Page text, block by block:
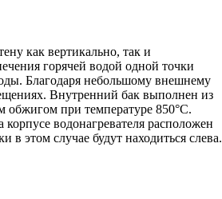
как вертикально, так и
горячей водой одной точки
Благодаря небольшому внешнему
Внутренний бак выполнен из
обжигом при температуре 850°С.
водонагревателя расположен
этом случае будут находиться слева.